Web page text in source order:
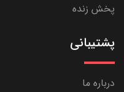
پخش زنده
پشتیبانی
درباره ما